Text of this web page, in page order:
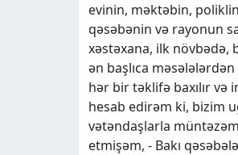
evinin, məktəbin,
qəsəbənin və rayonun
xəstəxana, ilk növbədə,
ən başlıca
hər bir təklifə baxılır
hesab edirəm ki, bizim
vətəndaşlarla
etmişəm, - Bakı